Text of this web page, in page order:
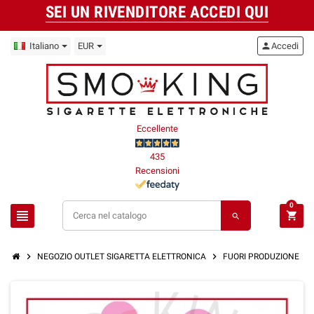
SEI UN RIVENDITORE ACCEDI QUI
Italiano EUR
Eccellente
435
Recensioni
view_headline search
personAccedi
shopping_cart
0
chevron_right NEGOZIO OUTLET SIGARETTA ELETTRONICA chevron_right FUORI PRODUZIONE